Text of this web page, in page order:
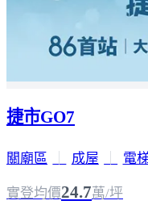
捷市GO7
關廟區 成屋 電
實登均價24.7萬/坪